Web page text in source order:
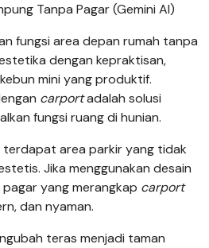
Tanpa Pagar (Gemini AI)
fungsi area depan rumah tanpa
dengan kepraktisan,
mini yang produktif.
carportadalah solusi
fungsi ruang di hunian.
terdapat area parkir yang tidak
Jika menggunakan desain
yang merangkap carport
dan nyaman.
teras menjadi taman